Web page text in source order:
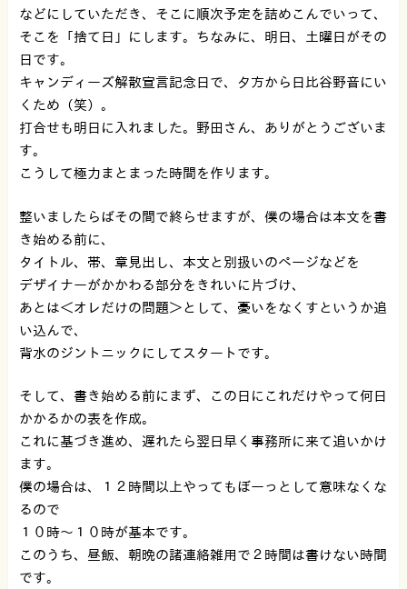
などにしていただき、そこに順次予定を詰めこんでいって、
そこを「捨て日」にします。ちなみに、明日、土曜日がその
日です。
キャンディーズ解散宣言記念日で、夕方から日比谷野音にい
くため（笑）。
打合せも明日に入れました。野田さん、ありがとうございま
す。
こうして極力まとまった時間を作ります。
整いましたらばその間で終らせますが、僕の場合は本文を書
き始める前に、
タイトル、帯、章見出し、本文と別扱いのページなどを
デザイナーがかかわる部分をきれいに片づけ、
あとは＜オレだけの問題＞として、憂いをなくすというか追
い込んで、
背水のジントニックにしてスタートです。
そして、書き始める前にまず、この日にこれだけやって何日
かかるかの表を作成。
これに基づき進め、遅れたら翌日早く事務所に来て追いかけ
ます。
僕の場合は、１２時間以上やってもぼーっとして意味なくな
るので
１０時〜１０時が基本です。
このうち、昼飯、朝晩の諸連絡雑用で２時間は書けない時間
です。